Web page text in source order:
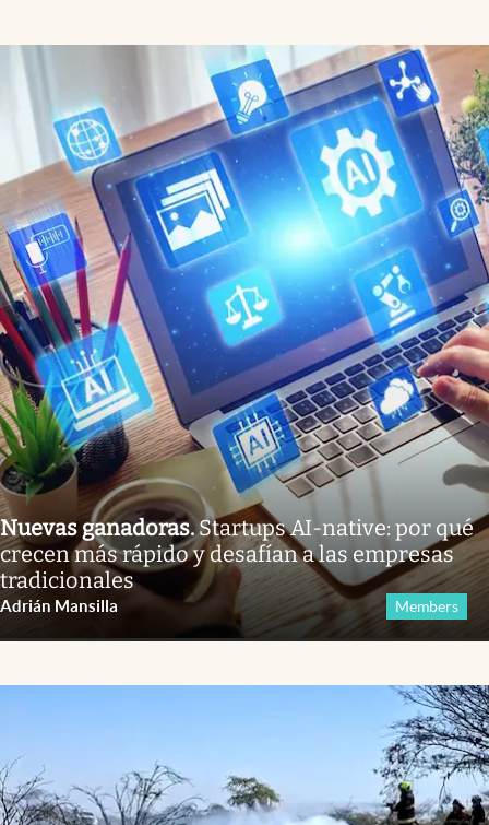
Nuevas ganadoras.Startups AI-native: por qué
crecen más rápido y desafían a las empresas
tradicionales
Adrián Mansilla Members